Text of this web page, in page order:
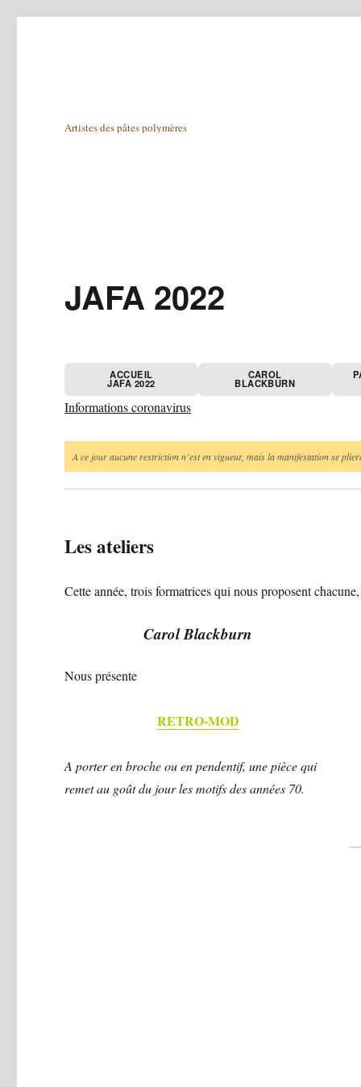
Artistes des pâtes polymères
JAFA 2022
ACCUEIL
JAFA 2022
CAROL
BLACKBURN
Informations coronavirus
A ce jour aucune restriction n’est en vigueur, mais la manifestation se
Les ateliers
Cette année, trois formatrices qui nous proposent
Carol Blackburn
Nous présente
RETRO-MOD
A porter en broche ou en pendentif, une pièce qui
remet au goût du jour les motifs des années 70.